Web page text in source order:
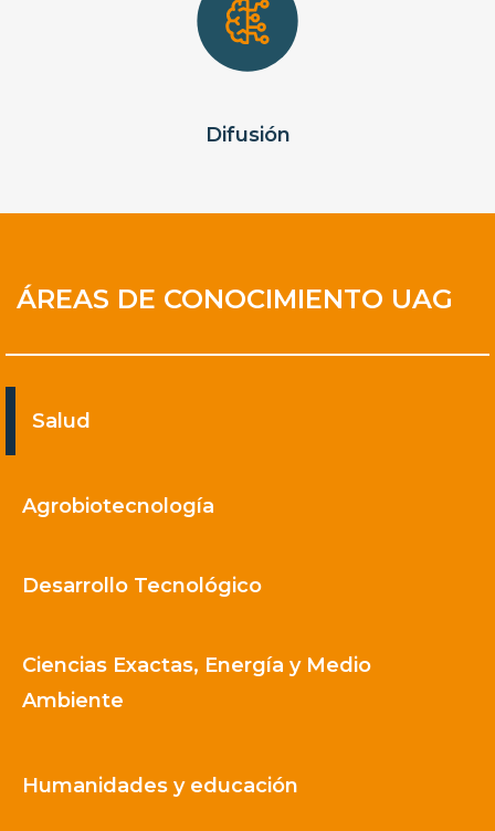
Difusión
ÁREAS DE CONOCIMIENTO UAG
Salud
Agrobiotecnología
Desarrollo Tecnológico
Ciencias Exactas, Energía y Medio
Ambiente
Humanidades y educación